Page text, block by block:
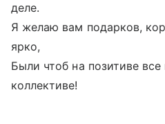
деле.
Я желаю вам подарков,
ярко,
Были чтоб на позитиве
коллективе!